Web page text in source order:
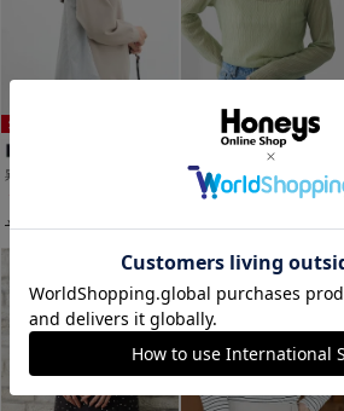
異素材使いトップス
￥2,680
WEB限定ｻｲｽﾞ[3L]
ジャカードハイネック
￥1,680